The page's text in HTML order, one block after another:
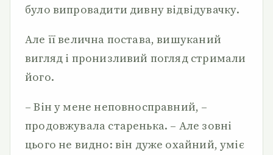
було випровадити дивну відвідувачку.
Але її велична постава, вишуканий
вигляд і пронизливий погляд стримали
його.
– Він у мене неповносправний, –
продовжувала старенька. – Але зовні
цього не видно: він дуже охайний, уміє